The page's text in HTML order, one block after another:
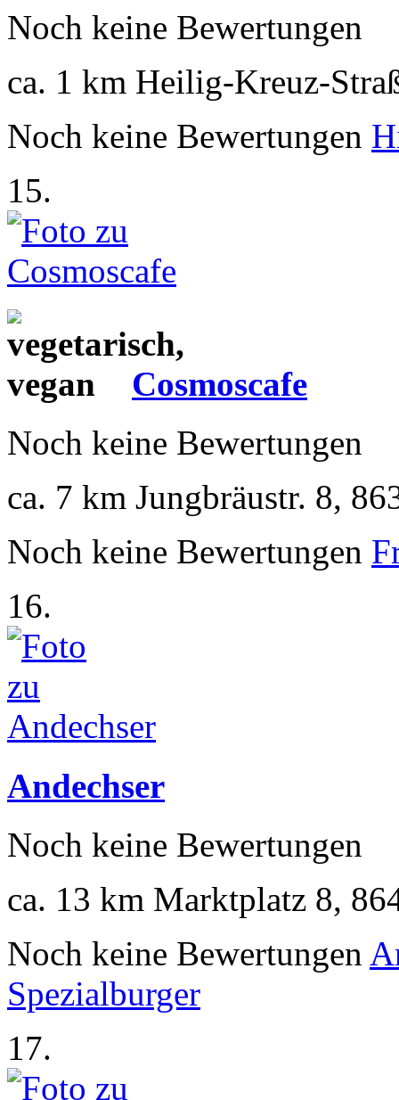
Noch keine Bewertungen
ca. 1 km Heilig-Kreuz-
Noch keine Bewertungen
15.
Cosmoscafe
Noch keine Bewertungen
ca. 7 km Jungbräustr. 8,
Noch keine Bewertungen
16.
Andechser
Noch keine Bewertungen
ca. 13 km Marktplatz 8,
Noch keine Bewertungen
Spezialburger
17.